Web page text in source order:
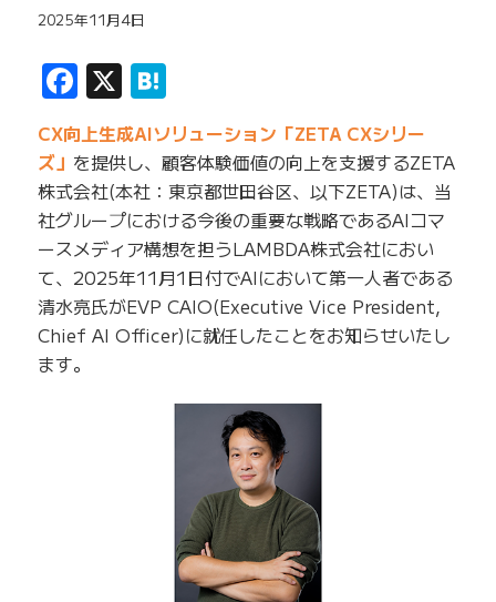
2025年11月4日
Facebook
X Hatena
CX向上生成AIソリューション「ZETA CXシリー
ズ」 を提供し、顧客体験価値の向上を支援するZETA
株式会社(本社：東京都世田谷区、以下ZETA)は、当
社グループにおける今後の重要な戦略であるAIコマ
ースメディア構想を担うLAMBDA株式会社におい
て、2025年11月1日付でAIにおいて第一人者である
清水亮氏がEVP CAIO(Executive Vice President,
Chief AI Officer)に就任したことをお知らせいたし
ます。